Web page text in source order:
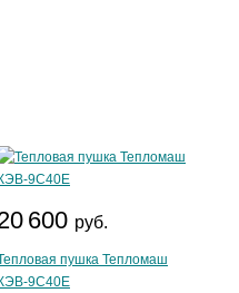
600 руб.
пушка Тепломаш
КЭВ-9С40Е